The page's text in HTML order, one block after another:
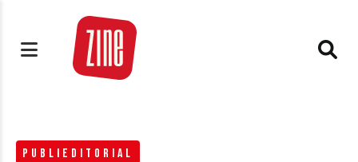
PUBLIEDITORIAL